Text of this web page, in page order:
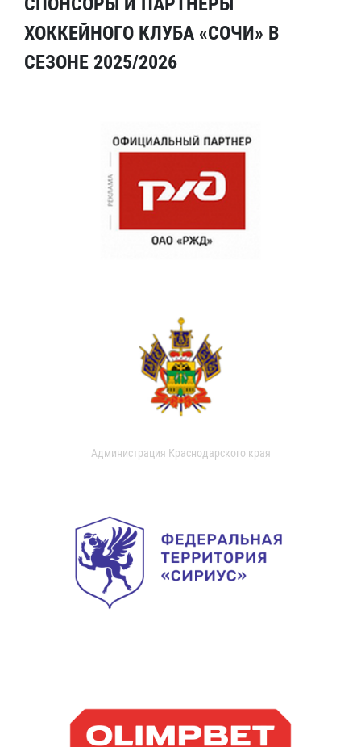
ХОККЕЙНОГО КЛУБА «СОЧИ» В
СЕЗОНЕ 2025/2026
Администрация Краснодарского края